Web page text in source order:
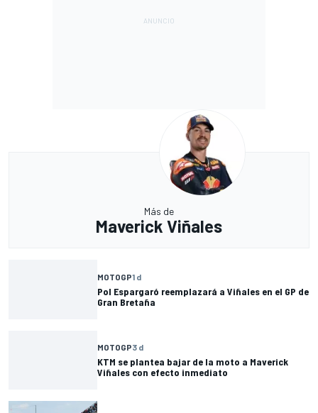
Más de
Maverick Viñales
MOTOGP1 d
Pol Espargaró reemplazará a Viñales en el GP de
Gran Bretaña
MOTOGP3 d
KTM se plantea bajar de la moto a Maverick
Viñales con efecto inmediato